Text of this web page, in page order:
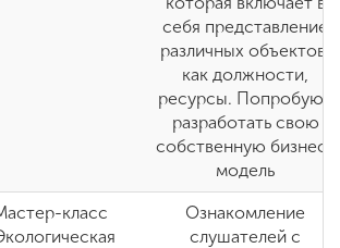
себя представление
различных объектов,
как должности,
ресурсы. Попробуют
разработать свою
собственную бизнес-
модель
класс
Ознакомление
слушателей с